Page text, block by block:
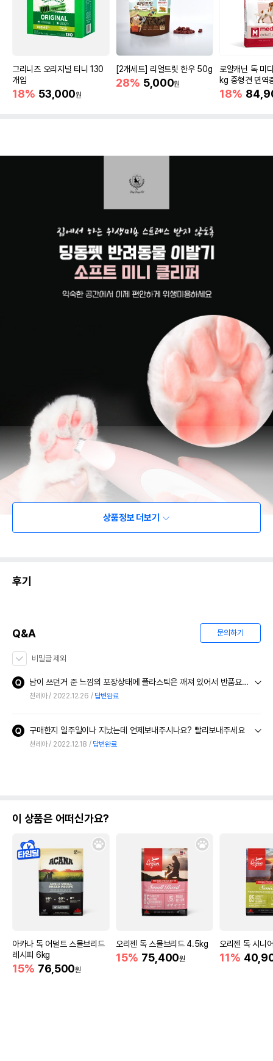
그리니즈 오리지널 티니 130
개입
18% 53,000원
[2개세트] 리얼트릿 한우 50g
28% 5,000원
로얄캐닌 독 미
kg 중형견 면역
18%
상품정보 더보기
후기
Q&A 문의하기
비밀글 제외
남이 쓰던거 준 느낌의 포장상태에 플라스틱은 깨져 있어서 반품요청 했는데 답변이 없네요
천레아 2022.12.26 답변완료
구매한지 일주일이나 지났는데 언제보내주시나요? 빨리보내주세요
천레아 2022.12.18 답변완료
이 상품은 어떠신가요?
아카나 독 어덜트 스몰브리드
레시피 6kg
15% 76,500원
오리젠 독 스몰브리드 4.5kg
15% 75,400원
오리젠 독 시니
11%